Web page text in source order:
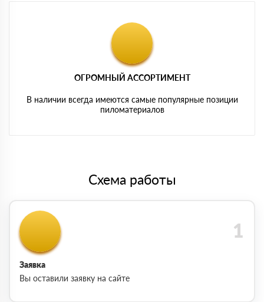
ОГРОМНЫЙ АССОРТИМЕНТ
В наличии всегда имеются самые популярные позиции
пиломатериалов
Схема работы
Заявка
Вы оставили заявку на сайте